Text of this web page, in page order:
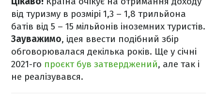
від туризму в розмірі 1,3 – 1,8 трильйона
батів від 5 – 15 мільйонів іноземних туристів.
Зауважимо, ідея ввести подібний збір
обговорювалася декілька років. Ще у січні
2021-го проєкт був затверджений, але так і
не реалізувався.